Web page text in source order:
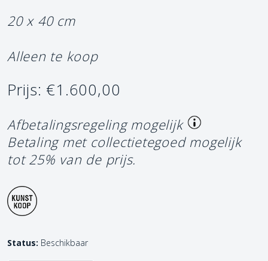
20 x 40 cm
Alleen te koop
Prijs: €1.600,00
Afbetalingsregeling mogelijk
Betaling met collectietegoed mogelijk
tot 25% van de prijs.
Status: Beschikbaar